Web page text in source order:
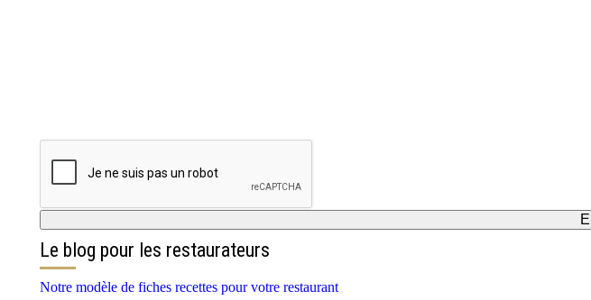
Le blog pour les restaurateurs
Notre modèle de fiches recettes pour votre restaurant